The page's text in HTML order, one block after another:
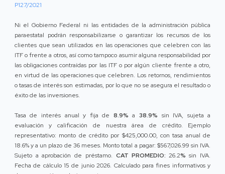
P127/2021
Ni el Gobierno Federal ni las entidades de la administración pública
paraestatal podrán responsabilizarse o garantizar los recursos de los
clientes que sean utilizados en las operaciones que celebren con las
ITF o frente a otros, así como tampoco asumir alguna responsabilidad por
las obligaciones contraídas por las ITF o por algún cliente frente a otro,
en virtud de las operaciones que celebren. Los retornos, rendimientos
o tasas de interés son estimadas, por lo que no se asegura el resultado o
éxito de las inversiones.
Tasa de interés anual y fija de 8.9% a 38.9% sin IVA, sujeta a
evaluación y calificación de nuestra área de crédito. Ejemplo
representativo: monto de crédito por $425,000.00, con tasa anual de
18.6% y a un plazo de 36 meses. Monto total a pagar: $567,026.99 sin IVA.
Sujeto a aprobación de préstamo. CAT PROMEDIO: 26.2% sin IVA.
Fecha de cálculo 15 de junio 2026. Calculado para fines informativos y